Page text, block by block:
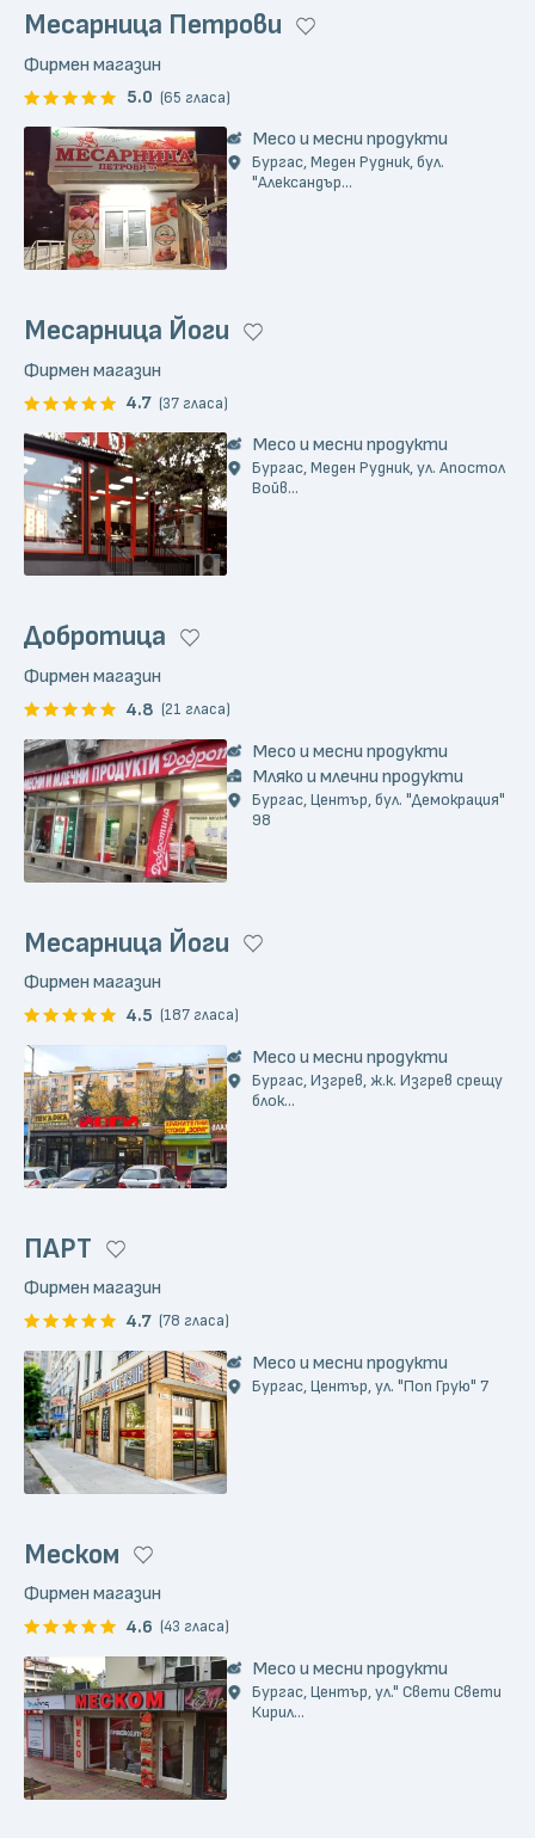
Месарница Петрови
Фирмен магазин
5.0 (65 гласа)
Месо и месни продукти
Бургас, Меден Рудник, бул.
"Александър...
Месарница Йоги
Фирмен магазин
4.7 (37 гласа)
Месо и месни продукти
Бургас, Меден Рудник, ул. Апостол
Войв...
Добротица
Фирмен магазин
4.8 (21 гласа)
Месо и месни продукти
Мляко и млечни продукти
Бургас, Център, бул. "Демокрация"
98
Месарница Йоги
Фирмен магазин
4.5 (187 гласа)
Месо и месни продукти
Бургас, Изгрев, ж.к. Изгрев срещу
блок...
ПАРТ
Фирмен магазин
4.7 (78 гласа)
Месо и месни продукти
Бургас, Център, ул. "Поп Грую" 7
Меском
Фирмен магазин
4.6 (43 гласа)
Месо и месни продукти
Бургас, Център, ул." Свети Свети
Кирил...